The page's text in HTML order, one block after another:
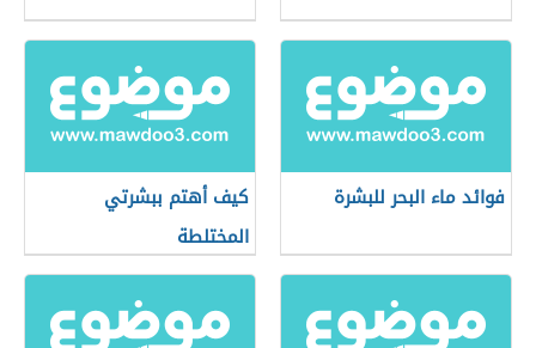
فوائد ماء البحر للبشرة
كيف أهتم ببشرتي
المختلطة